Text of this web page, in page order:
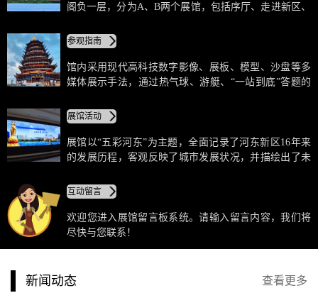
阁负一层，分为A、B两个展馆，包括序厅、走进新区、
高科技数字影像、展板、模型、沙盘等多媒体展示手
法，通过热气球、游艇、“一站到底”答题的互动式体
验。
参观指南
馆内采用现代高科技数字影像、展板、模型、沙盘等多
媒体展示手法，通过热气球、游艇、“一站到底”答题的
规划和建设成就，还可以通过裸眼3D和VR技术参与互
动，感受未来河东二期的水城生活。
展馆活动
展馆以“五彩河东”为主题，全面记录了河东新区16年来
的发展历程，客观反映了城市发展状况，并描绘出了未
板、模型、沙盘等多媒体展示手法，通过热气球、游
艇、“一站到底”答题的互动式体验，让游客不仅可以在
馆内了解河东新区总体规划和建设成就，还可以通过裸
眼3D和VR技术参与互动，感受未来河东二期的水城生
互动留言
欢迎您进入展馆留言板系统。请输入留言内容，我们将
尽快与您联系！
查看更多
新闻动态